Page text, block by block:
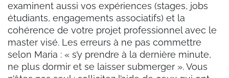
examinent aussi vos expériences (stages, jobs
étudiants, engagements associatifs) et la
cohérence de votre projet professionnel avec le
master visé. Les erreurs à ne pas commettre
selon Maria : « s’y prendre à la dernière minute,
ne plus dormir et se laisser submerger ». Vous